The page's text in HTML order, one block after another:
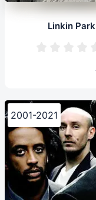
Linkin
2001-2021